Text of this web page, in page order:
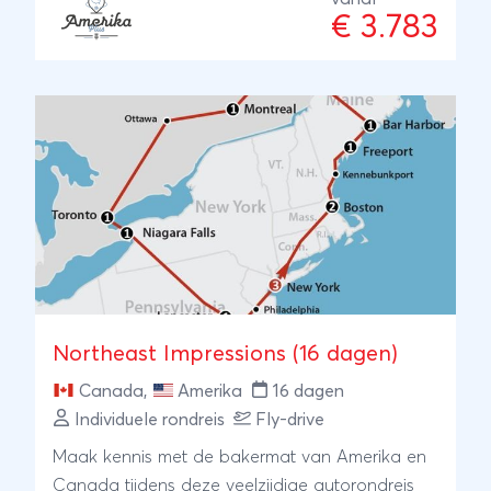
Bezoek het legendarische Monument Valley,
bewonder Lake Powell en de Grand Canyon,
ontspanning op de paradijselijke stranden van
Waikiki Beach op Hawaii. Deze droomreis mag
u niet missen!
€ 3.783
Northeast Impressions (16 dagen)
Canada, Amerika
16 dagen
Individuele rondreis
Fly-drive
Maak kennis met de bakermat van Amerika en
Canada tijdens deze veelzijdige autorondreis